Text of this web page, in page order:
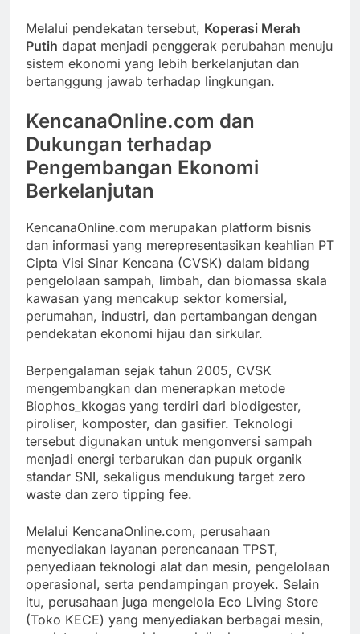
Melalui pendekatan tersebut, Koperasi Merah
Putih dapat menjadi penggerak perubahan menuju
sistem ekonomi yang lebih berkelanjutan dan
bertanggung jawab terhadap lingkungan.
KencanaOnline.com dan
Dukungan terhadap
Pengembangan Ekonomi
Berkelanjutan
KencanaOnline.com merupakan platform bisnis
dan informasi yang merepresentasikan keahlian PT
Cipta Visi Sinar Kencana (CVSK) dalam bidang
pengelolaan sampah, limbah, dan biomassa skala
kawasan yang mencakup sektor komersial,
perumahan, industri, dan pertambangan dengan
pendekatan ekonomi hijau dan sirkular.
Berpengalaman sejak tahun 2005, CVSK
mengembangkan dan menerapkan metode
Biophos_kkogas yang terdiri dari biodigester,
piroliser, komposter, dan gasifier. Teknologi
tersebut digunakan untuk mengonversi sampah
menjadi energi terbarukan dan pupuk organik
standar SNI, sekaligus mendukung target zero
waste dan zero tipping fee.
Melalui KencanaOnline.com, perusahaan
menyediakan layanan perencanaan TPST,
penyediaan teknologi alat dan mesin, pengelolaan
operasional, serta pendampingan proyek. Selain
itu, perusahaan juga mengelola Eco Living Store
(Toko KECE) yang menyediakan berbagai mesin,